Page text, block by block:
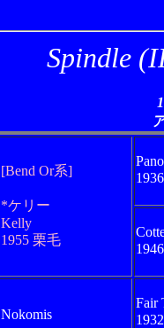
Spindle
[Bend Or系]
*ケリー
Kelly
1955 栗毛
Nokomis
Fair